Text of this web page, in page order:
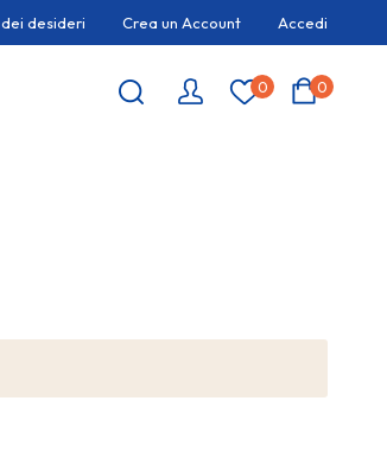
desideri Crea un Account Accedi
0 0